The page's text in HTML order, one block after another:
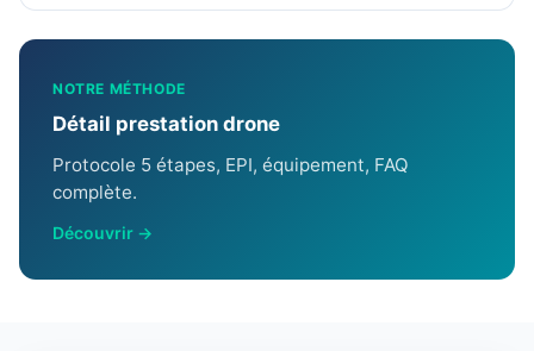
NOTRE MÉTHODE
Détail prestation drone
Protocole 5 étapes, EPI, équipement, FAQ
complète.
Découvrir →